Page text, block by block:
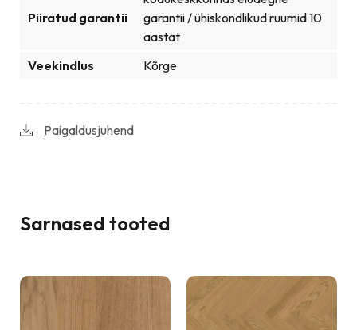
Piiratud garantii
garantii / ühiskondlikud ruumid 10
aastat
Veekindlus
Kõrge
Paigaldusjuhend
Sarnased tooted